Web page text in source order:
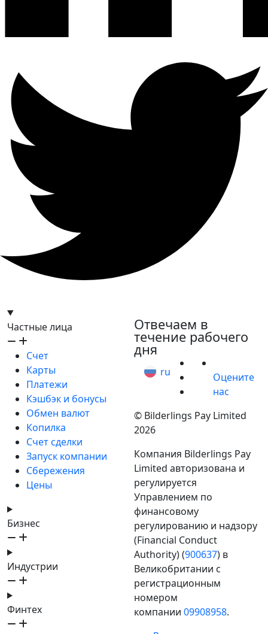
Частные лица
Счет
Карты
Платежи
Кэшбэк и бонусы
Обмен валют
Копилка
Счет сделки
Запуск компании
Сбережения
Цены
Бизнес
Индустрии
Финтех
Отвечаем в
течение рабочего
дня
ru
Оцените
нас
© Bilderlings Pay Limited
2026
Компания Bilderlings Pay
Limited авторизована и
регулируется
Управлением по
финансовому
регулированию и надзору
(Financial Conduct
Authority) (900637) в
Великобритании с
регистрационным
номером
компании 09908958.